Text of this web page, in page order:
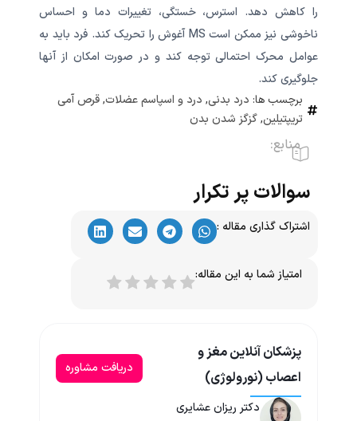
را کاهش دهد. استرس، خستگی، تغییرات دما و احساس
ناخوشی نیز ممکن است MS آغوش را تحریک کند. فرد باید به
عوامل محرک احتمالی توجه کند و در صورت امکان از آنها
جلوگیری کند.
برچسب ها: درد بدنی, درد و اسپاسم عضلات,قرص آمی
تریپتیلین,گزگز شدن بدن
منابع:
سوالات پر تکرار
اشتراک گذاری مقاله :
امتیاز شما به این مقاله:
پزشکان آنلاین مغز و
اعصاب (نورولوژی)
دریافت مشاوره
دکتر ریزان عشایری